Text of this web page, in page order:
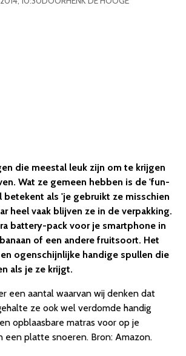
die meestal leuk zijn om te krijgen
Wat ze gemeen hebben is de 'fun-
betekent als 'je gebruikt ze misschien
heel vaak blijven ze in de verpakking.
battery-pack voor je smartphone in
of een andere fruitsoort. Het
ogenschijnlijke handige spullen die
als je ze krijgt.
een aantal waarvan wij denken dat
ze ook wel verdomde handig
opblaasbare matras voor op je
een platte snoeren. Bron: Amazon.